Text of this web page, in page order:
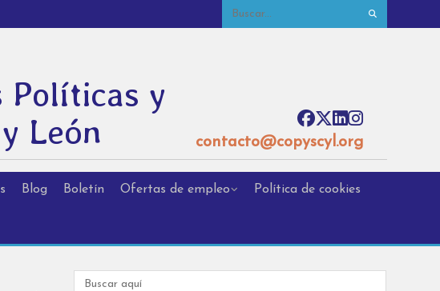
Políticas y
León
contacto@copyscyl.org
Blog Boletín Ofertas de empleo Política de cookies